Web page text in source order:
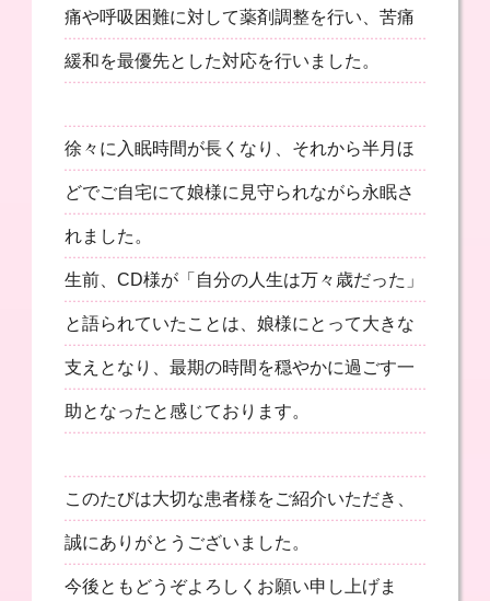
痛や呼吸困難に対して薬剤調整を行い、苦痛
緩和を最優先とした対応を行いました。
徐々に入眠時間が長くなり、それから半月ほ
どでご自宅にて娘様に見守られながら永眠さ
れました。
生前、CD様が「自分の人生は万々歳だった」
と語られていたことは、娘様にとって大きな
支えとなり、最期の時間を穏やかに過ごす一
助となったと感じております。
このたびは大切な患者様をご紹介いただき、
誠にありがとうございました。
今後ともどうぞよろしくお願い申し上げま